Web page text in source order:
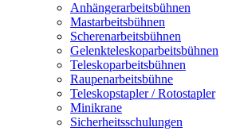
Anhängerarbeitsbühnen
Mastarbeitsbühnen
Scherenarbeitsbühnen
Gelenkteleskoparbeitsbühnen
Teleskoparbeitsbühnen
Raupenarbeitsbühne
Teleskopstapler / Rotostapler
Minikrane
Sicherheitsschulungen